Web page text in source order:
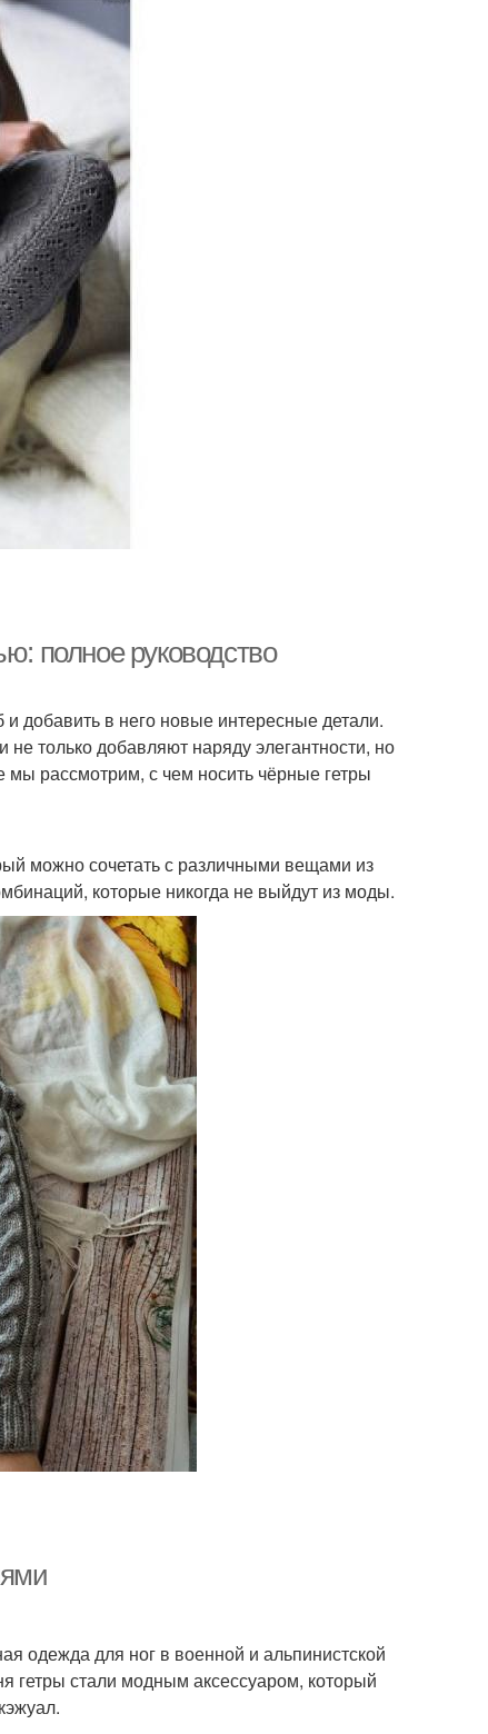
полное руководство
добавить в него новые интересные детали.
только добавляют наряду элегантности, но
мы рассмотрим, с чем носить чёрные гетры
можно сочетать с различными вещами из
которые никогда не выйдут из моды.
одежда для ног в военной и альпинистской
гетры стали модным аксессуаром, который